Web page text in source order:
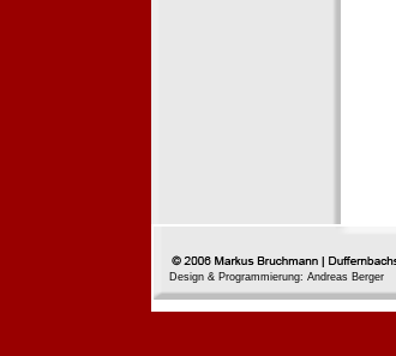
Design & Programmierung: Andreas Berger